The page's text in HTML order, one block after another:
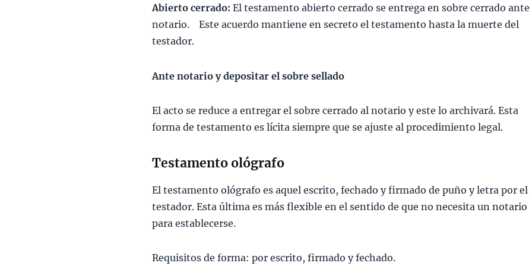
Abierto cerrado: El testamento abierto cerrado se entrega en sobre cerrado ante
notario. Este acuerdo mantiene en secreto el testamento hasta la muerte del
testador.
Ante notario y depositar el sobre sellado
El acto se reduce a entregar el sobre cerrado al notario y este lo archivará. Esta
forma de testamento es lícita siempre que se ajuste al procedimiento legal.
Testamento ológrafo
El testamento ológrafo es aquel escrito, fechado y firmado de puño y letra por el
testador. Esta última es más flexible en el sentido de que no necesita un notario
para establecerse.
Requisitos de forma: por escrito, firmado y fechado.